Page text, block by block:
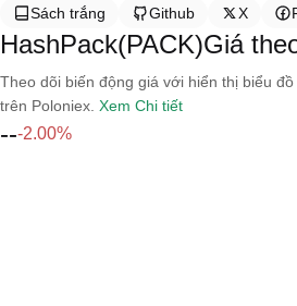
Sách trắng
Github X
HashPack(PACK)Giá
Theo dõi biến động giá với hiển thị biểu
trên Poloniex. Xem Chi tiết
---2.00%